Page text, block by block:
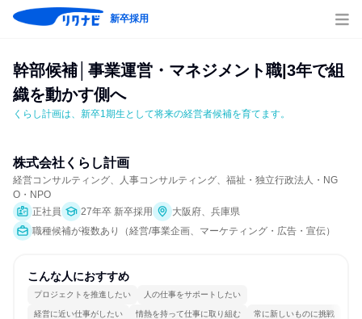
新卒採用
幹部候補│事業運営・マネジメント職|3年で組
織を動かす側へ
くらし計画は、新卒1期生として将来の経営者候補を育てます。
株式会社くらし計画
経営コンサルティング、人事コンサルティング、福祉・独立行政法人・NG
O・NPO
正社員
27年卒 新卒採用
大阪府、兵庫県
職種候補が複数あり（経営/事業企画、マーケティング・広告・宣伝）
こんな人におすすめ
プロジェクトを推進したい 人の仕事をサポートしたい
経営に近い仕事がしたい 情熱を持って仕事に取り組む 常に新しいものに挑戦